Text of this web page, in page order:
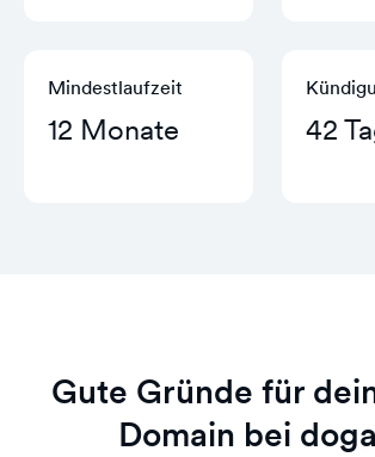
Mindestlaufzeit
12 Monate 42
Gute Gründe für
Domain bei